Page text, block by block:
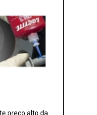
preço alto da